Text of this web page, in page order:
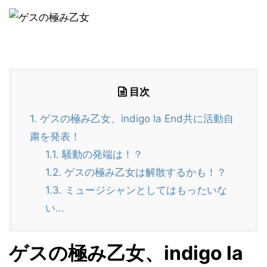
目次
1. ゲスの極み乙女、indigo la End共に活動自
粛を発表！
1.1. 騒動の発端は！？
1.2. ゲスの極み乙女は解散するかも！？
1.3. ミュージシャンとしてはもったいな
い...
ゲスの極み乙女、indigo la